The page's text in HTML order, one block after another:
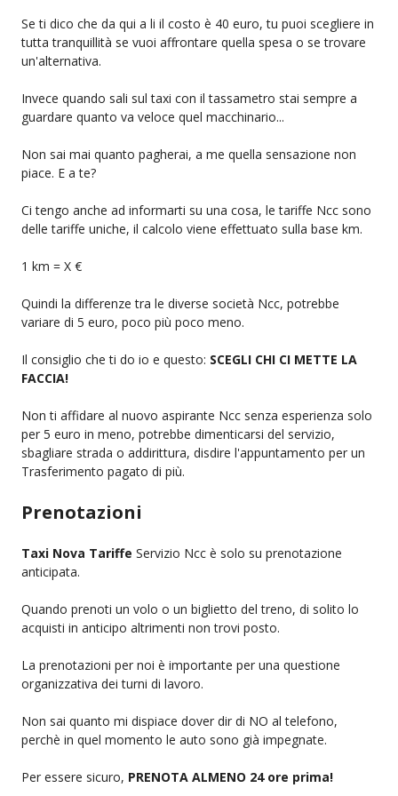
Se ti dico che da qui a li il costo è 40 euro, tu puoi scegliere in
tutta tranquillità se vuoi affrontare quella spesa o se trovare
un'alternativa.
Invece quando sali sul taxi con il tassametro stai sempre a
guardare quanto va veloce quel macchinario...
Non sai mai quanto pagherai, a me quella sensazione non
piace. E a te?
Ci tengo anche ad informarti su una cosa, le tariffe Ncc sono
delle tariffe uniche, il calcolo viene effettuato sulla base km.
1 km = X €
Quindi la differenze tra le diverse società Ncc, potrebbe
variare di 5 euro, poco più poco meno.
Il consiglio che ti do io e questo: SCEGLI CHI CI METTE LA
FACCIA!
Non ti affidare al nuovo aspirante Ncc senza esperienza solo
per 5 euro in meno, potrebbe dimenticarsi del servizio,
sbagliare strada o addirittura, disdire l'appuntamento per un
Trasferimento pagato di più.
Prenotazioni
Taxi Nova Tariffe Servizio Ncc è solo su prenotazione
anticipata.
Quando prenoti un volo o un biglietto del treno, di solito lo
acquisti in anticipo altrimenti non trovi posto.
La prenotazioni per noi è importante per una questione
organizzativa dei turni di lavoro.
Non sai quanto mi dispiace dover dir di NO al telefono,
perchè in quel momento le auto sono già impegnate.
Per essere sicuro, PRENOTA ALMENO 24 ore prima!